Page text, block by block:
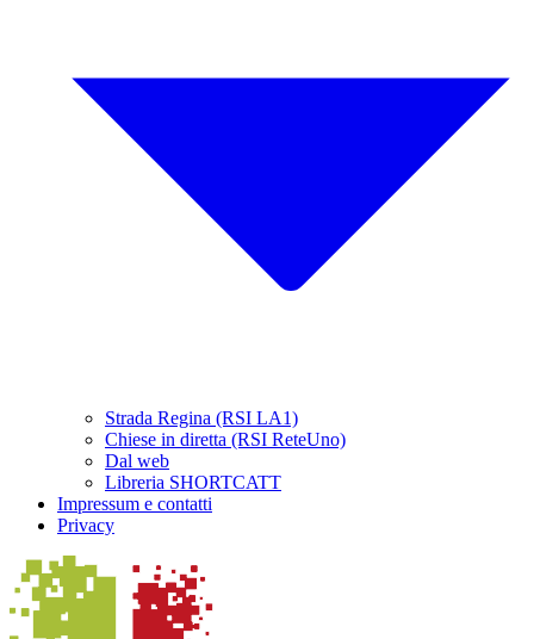
Strada Regina (RSI LA1)
Chiese in diretta (RSI ReteUno)
Dal web
Libreria SHORTCATT
Impressum e contatti
Privacy